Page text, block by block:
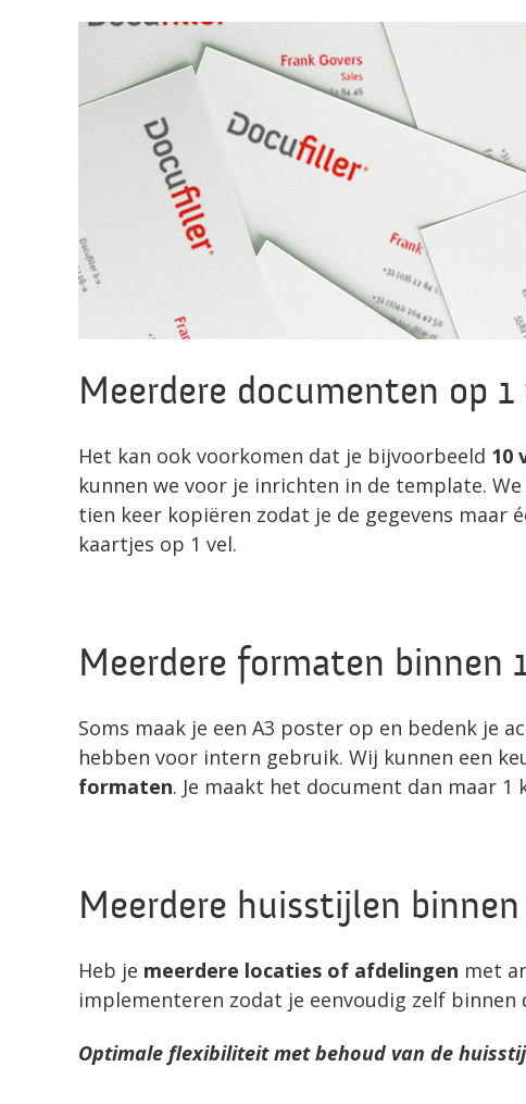
Meerdere documenten op 1
Het kan ook voorkomen dat je bijvoorbeeld 10
kunnen we voor je inrichten in de template.
tien keer kopiëren zodat je de gegevens maar
kaartjes op 1 vel.
Meerdere formaten binnen
Soms maak je een A3 poster op en bedenk je
hebben voor intern gebruik. Wij kunnen een
formaten. Je maakt het document dan maar
Meerdere huisstijlen
Heb je meerdere locaties of afdelingen met
implementeren zodat je eenvoudig zelf
Optimale flexibiliteit met behoud van de